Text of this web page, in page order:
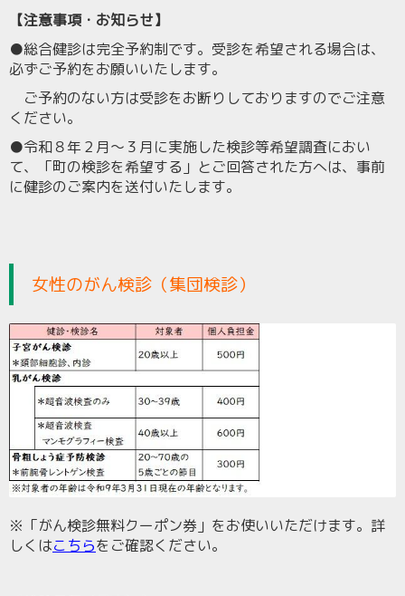
【注意事項・お知らせ】
●総合健診は完全予約制です。受診を希望される場合は、
必ずご予約をお願いいたします。
ご予約のない方は受診をお断りしておりますのでご注意
ください。
●令和８年２月～３月に実施した検診等希望調査におい
て、「町の検診を希望する」とご回答された方へは、事前
に健診のご案内を送付いたします。
女性のがん検診（集団検診）
※「がん検診無料クーポン券」をお使いいただけます。詳
しくはこちらをご確認ください。